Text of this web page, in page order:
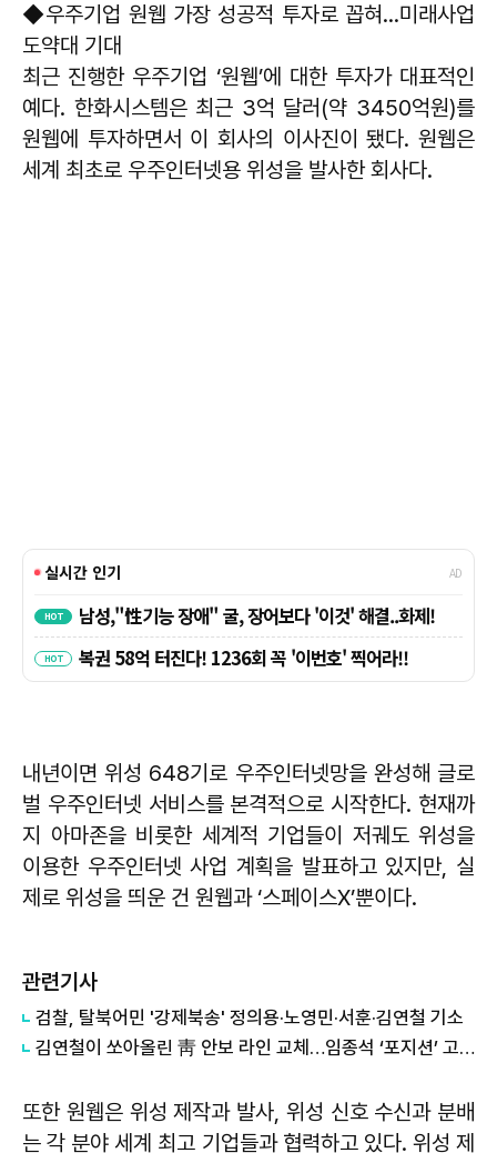
◆우주기업 원웹 가장 성공적 투자로 꼽혀...미래사업
도약대 기대
최근 진행한 우주기업 ‘원웹’에 대한 투자가 대표적인
예다. 한화시스템은 최근 3억 달러(약 3450억원)를
원웹에 투자하면서 이 회사의 이사진이 됐다. 원웹은
세계 최초로 우주인터넷용 위성을 발사한 회사다.
내년이면 위성 648기로 우주인터넷망을 완성해 글로
벌 우주인터넷 서비스를 본격적으로 시작한다. 현재까
지 아마존을 비롯한 세계적 기업들이 저궤도 위성을
이용한 우주인터넷 사업 계획을 발표하고 있지만, 실
제로 위성을 띄운 건 원웹과 ‘스페이스X’뿐이다.
관련기사
검찰, 탈북어민 '강제북송' 정의용·노영민·서훈·김연철 기소
김연철이 쏘아올린 靑 안보 라인 교체…임종석 ‘포지션’ 고민하는 文
또한 원웹은 위성 제작과 발사, 위성 신호 수신과 분배
는 각 분야 세계 최고 기업들과 협력하고 있다. 위성 제